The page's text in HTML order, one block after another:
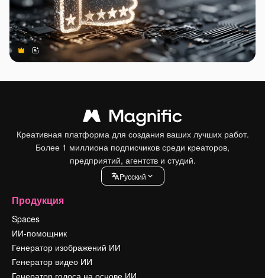
Premium
Premium
Сгенерировано с помощью ИИ
Креативная платформа для создания ваших лучших работ.
Более 1 миллиона подписчиков среди креаторов,
предприятий, агентств и студий.
Pусский
Продукция
Spaces
ИИ-помощник
Генератор изображений ИИ
Генератор видео ИИ